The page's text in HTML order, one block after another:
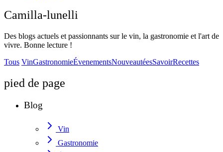
Camilla-lunelli
Des blogs actuels et passionnants sur le vin, la gastronomie et l'art de
vivre. Bonne lecture !
Tous VinGastronomieÉvenementsNouveautéesSavoirRecettes
pied de page
Blog
Vin
Gastronomie